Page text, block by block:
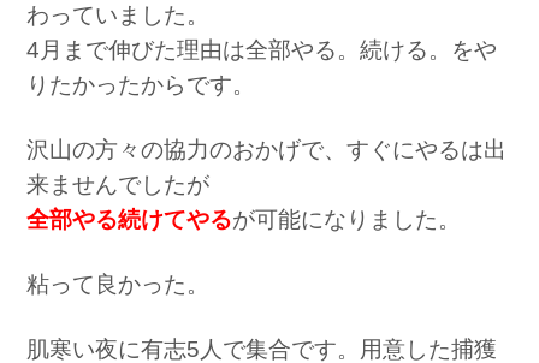
わっていました。
4月まで伸びた理由は全部やる。続ける。をや
りたかったからです。
沢山の方々の協力のおかげで、すぐにやるは出
来ませんでしたが
全部やる続けてやるが可能になりました。
粘って良かった。
肌寒い夜に有志5人で集合です。用意した捕獲